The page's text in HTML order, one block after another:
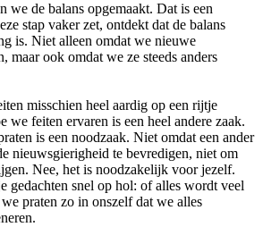
we de balans opgemaakt. Dat is een
stap vaker zet, ontdekt dat de balans
is. Niet alleen omdat we nieuwe
maar ook omdat we ze steeds anders
misschien heel aardig op een rijtje
we feiten ervaren is een heel andere zaak.
is een noodzaak. Niet omdat een ander
nieuwsgierigheid te bevredigen, niet om
Nee, het is noodzakelijk voor jezelf.
gedachten snel op hol: of alles wordt veel
praten zo in onszelf dat we alles